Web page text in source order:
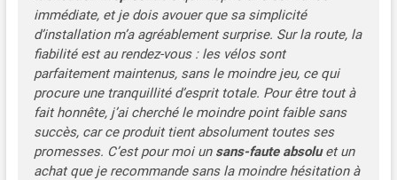
immédiate, et je dois avouer que sa simplicité
d’installation m’a agréablement surprise. Sur la route, la
fiabilité est au rendez-vous : les vélos sont
parfaitement maintenus, sans le moindre jeu, ce qui
procure une tranquillité d’esprit totale. Pour être tout à
fait honnête, j’ai cherché le moindre point faible sans
succès, car ce produit tient absolument toutes ses
promesses. C’est pour moi un sans-faute absoluet un
achat que je recommande sans la moindre hésitation à